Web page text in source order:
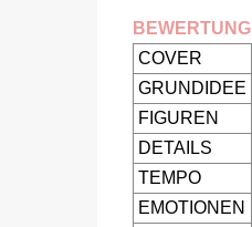
BEWERTUNG
COVER
GRUNDIDEE
FIGUREN
DETAILS
TEMPO
EMOTIONEN